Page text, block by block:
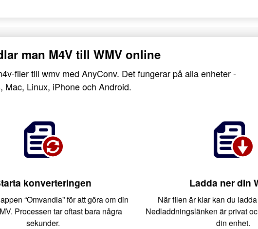
man M4V till WMV online
filer till wmv med AnyConv. Det fungerar på alla enheter -
Mac, Linux, iPhone och Android.
konverteringen
“Omvandla” för att göra om din
Processen tar oftast bara några
sekunder.
Ladda ner din
När filen är klar kan du
Nedladdningslänken är privat
din enhet.